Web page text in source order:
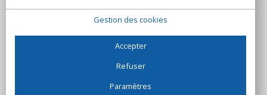
C/Flassaders, 13, Nave 6, 08130 Santa Perpètua de Mogoda
Gestion des cookies
Accepter
Refuser
Paramètres